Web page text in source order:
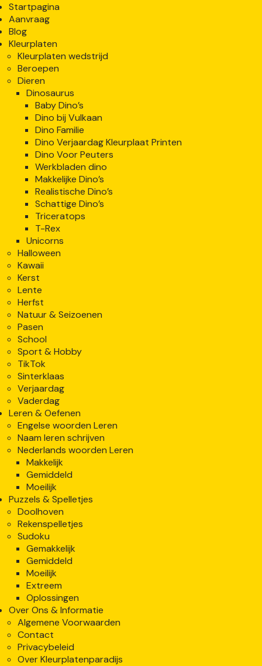
Startpagina
Aanvraag
Blog
Kleurplaten
Kleurplaten wedstrijd
Beroepen
Dieren
Dinosaurus
Baby Dino’s
Dino bij Vulkaan
Dino Familie
Dino Verjaardag Kleurplaat Printen
Dino Voor Peuters
Werkbladen dino
Makkelijke Dino’s
Realistische Dino’s
Schattige Dino’s
Triceratops
T-Rex
Unicorns
Halloween
Kawaii
Kerst
Lente
Herfst
Natuur & Seizoenen
Pasen
School
Sport & Hobby
TikTok
Sinterklaas
Verjaardag
Vaderdag
Leren & Oefenen
Engelse woorden Leren
Naam leren schrijven
Nederlands woorden Leren
Makkelijk
Gemiddeld
Moeilijk
Puzzels & Spelletjes
Doolhoven
Rekenspelletjes
Sudoku
Gemakkelijk
Gemiddeld
Moeilijk
Extreem
Oplossingen
Over Ons & Informatie
Algemene Voorwaarden
Contact
Privacybeleid
Over Kleurplatenparadijs